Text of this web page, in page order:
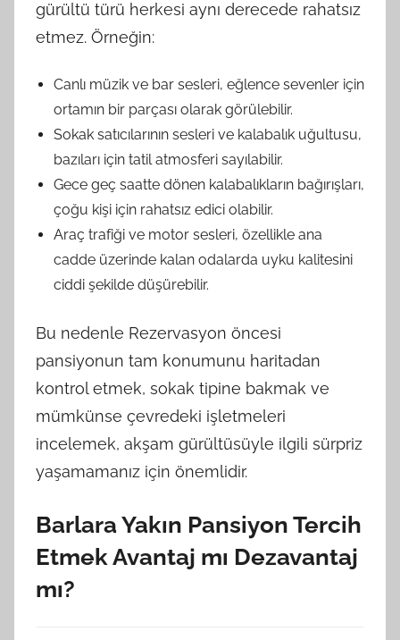
gürültü türü herkesi aynı derecede rahatsız
etmez. Örneğin:
Canlı müzik ve bar sesleri, eğlence sevenler için
ortamın bir parçası olarak görülebilir.
Sokak satıcılarının sesleri ve kalabalık uğultusu,
bazıları için tatil atmosferi sayılabilir.
Gece geç saatte dönen kalabalıkların bağırışları,
çoğu kişi için rahatsız edici olabilir.
Araç trafiği ve motor sesleri, özellikle ana
cadde üzerinde kalan odalarda uyku kalitesini
ciddi şekilde düşürebilir.
Bu nedenle Rezervasyon öncesi
pansiyonun tam konumunu haritadan
kontrol etmek, sokak tipine bakmak ve
mümkünse çevredeki işletmeleri
incelemek, akşam gürültüsüyle ilgili sürpriz
yaşamamanız için önemlidir.
Barlara Yakın Pansiyon Tercih
Etmek Avantaj mı Dezavantaj
mı?